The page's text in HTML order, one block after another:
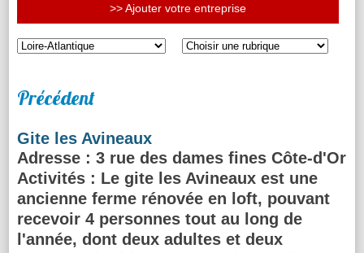
>> Ajouter votre entreprise
Précédent
Gite les Avineaux
Adresse : 3 rue des dames fines Côte-d'Or
Activités : Le gite les Avineaux est une
ancienne ferme rénovée en loft, pouvant
recevoir 4 personnes tout au long de
l'année, dont deux adultes et deux